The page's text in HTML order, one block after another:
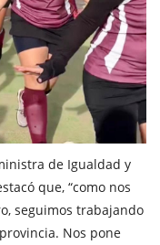
de Igualdad y
que, “como nos
seguimos trabajando
Nos pone